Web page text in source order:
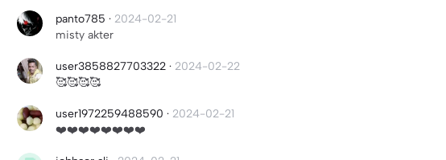
panto785 · 2024-02-21
misty akter
user3858827703322 · 2024-02-22
🥰🥰🥰🥰
user1972259488590 · 2024-02-21
❤️❤️❤️❤️❤️❤️❤️❤️